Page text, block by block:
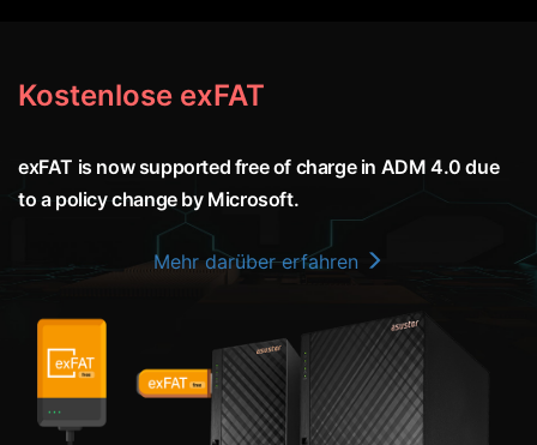
Kostenlose exFAT
exFAT is now supported free of charge in ADM 4.0 due
to a policy change by Microsoft.
Mehr darüber erfahren